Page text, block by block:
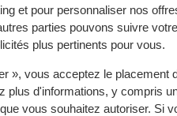
et pour personnaliser nos
parties pouvons suivre
plus pertinents pour vous.
», vous acceptez le placement
plus d'informations, y compris
vous souhaitez autoriser. Si